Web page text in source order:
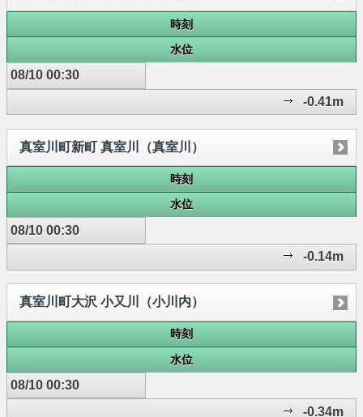
時刻
水位
08/10 00:30
-0.41m
真室川町新町 真室川（真室川）
時刻
水位
08/10 00:30
-0.14m
真室川町大沢 小又川（小川内）
時刻
水位
08/10 00:30
-0.34m